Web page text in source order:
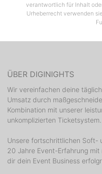
verantwortlich für Inhalt
Urheberrecht verwenden
ÜBER DIGINIGHTS
Wir vereinfachen deine
Umsatz durch
Kombination mit unserer
unkomplizierten Ticketsystem.
Unsere fortschrittlichen Soft-
20 Jahre Event-Erfahrung
dir dein Event Business